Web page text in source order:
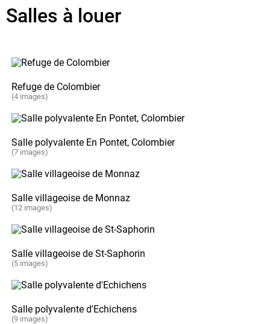
Salles à louer
Refuge de Colombier
(4 images)
Salle polyvalente En Pontet, Colombier
(7 images)
Salle villageoise de Monnaz
(12 images)
Salle villageoise de St-Saphorin
(5 images)
Salle polyvalente d'Echichens
(9 images)